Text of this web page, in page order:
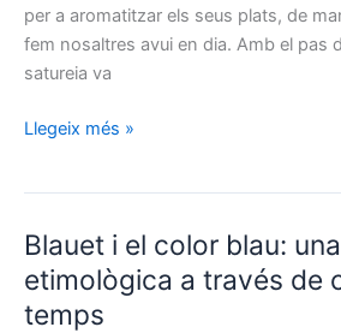
per a aromatitzar els seus plats, de
fem nosaltres avui en dia. Amb el pas
satureia va
Sajolida:
metàtesi
olives
Llegeix més »
Blauet i el color blau:
etimològica a través de
temps